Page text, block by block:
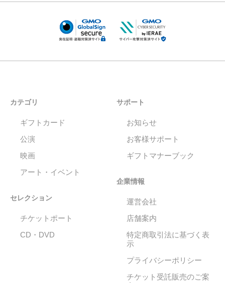
カテゴリ
ギフトカード
公演
映画
アート・イベント
セレクション
チケットポート
CD・DVD
サポート
お知らせ
お客様サポート
ギフトマナーブック
企業情報
運営会社
店舗案内
特定商取引法に基づく表
示
プライバシーポリシー
チケット受託販売のご案